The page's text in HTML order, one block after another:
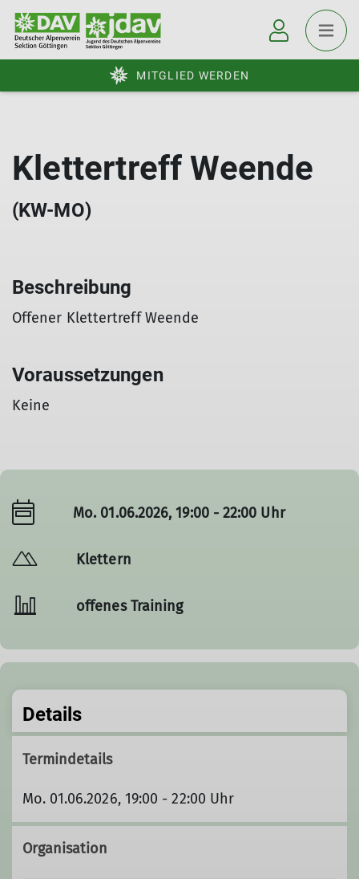
MITGLIED WERDEN
Klettertreff Weende
(KW-MO)
Beschreibung
Offener Klettertreff Weende
Voraussetzungen
Keine
Mo. 01.06.2026, 19:00 - 22:00 Uhr
Klettern
offenes Training
Details
Termindetails
Mo. 01.06.2026, 19:00 - 22:00 Uhr
Organisation